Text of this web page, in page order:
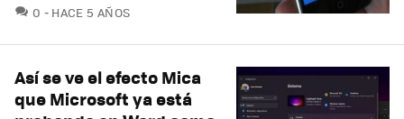
0 COMENTARIOS
HACE 5 AÑOS
Así se ve el efecto Mica
que Microsoft ya está